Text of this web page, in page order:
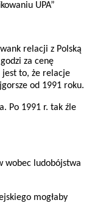
UPA”
relacji z Polską
za cenę
jest to, że relacje
od 1991 roku.
Po 1991 r. tak źle
wobec ludobójstwa
mogłaby